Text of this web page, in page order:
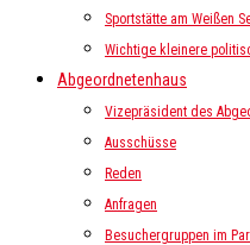
Sportstätte am Weißen
Wichtige kleinere
Abgeordnetenhaus
Vizepräsident des
Ausschüsse
Reden
Anfragen
Besuchergruppen im